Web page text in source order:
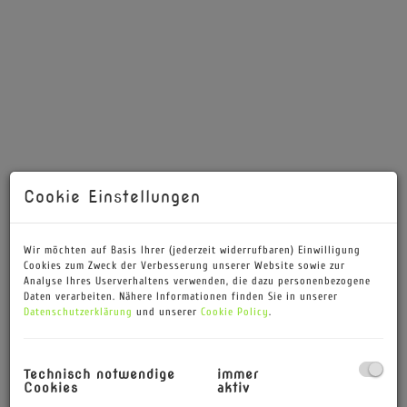
Cookie Einstellungen
Wir möchten auf Basis Ihrer (jederzeit widerrufbaren) Einwilligung
Cookies zum Zweck der Verbesserung unserer Website sowie zur
Analyse Ihres Userverhaltens verwenden, die dazu personenbezogene
Daten verarbeiten. Nähere Informationen finden Sie in unserer
Datenschutzerklärung und unserer Cookie Policy.
Technisch notwendige
Cookies
immer
aktiv